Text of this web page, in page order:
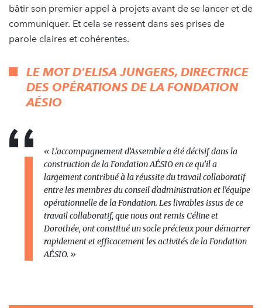
bâtir son premier appel à projets avant de se lancer et de
communiquer. Et cela se ressent dans ses prises de
parole claires et cohérentes.
LE MOT D'ELISA JUNGERS, DIRECTRICE
DES OPÉRATIONS DE LA FONDATION
AÉSIO
« L’accompagnement d’Assemble a été décisif dans la
construction de la Fondation AÉSIO en ce qu’il a
largement contribué à la réussite du travail collaboratif
entre les membres du conseil d'administration et l’équipe
opérationnelle de la Fondation. Les livrables issus de ce
travail collaboratif, que nous ont remis Céline et
Dorothée, ont constitué un socle précieux pour démarrer
rapidement et efficacement les activités de la Fondation
AÉSIO. »